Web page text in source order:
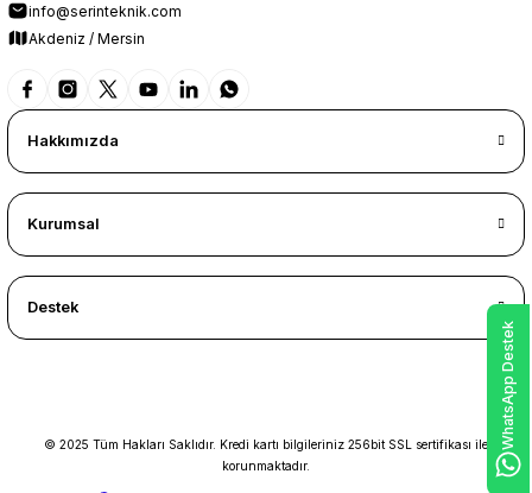
info@serinteknik.com
Akdeniz / Mersin
Hakkımızda
Kurumsal
Destek
© 2025 Tüm Hakları Saklıdır. Kredi kartı bilgileriniz 256bit SSL sertifikası ile
korunmaktadır.
WhatsApp Destek